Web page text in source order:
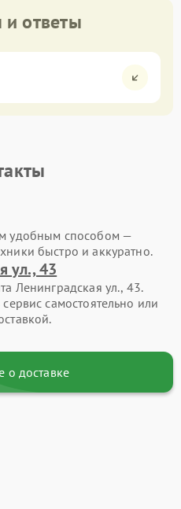
ответы
удобным способом —
быстро и аккуратно.
ул., 43
Ленинградская ул., 43.
самостоятельно или
о доставке